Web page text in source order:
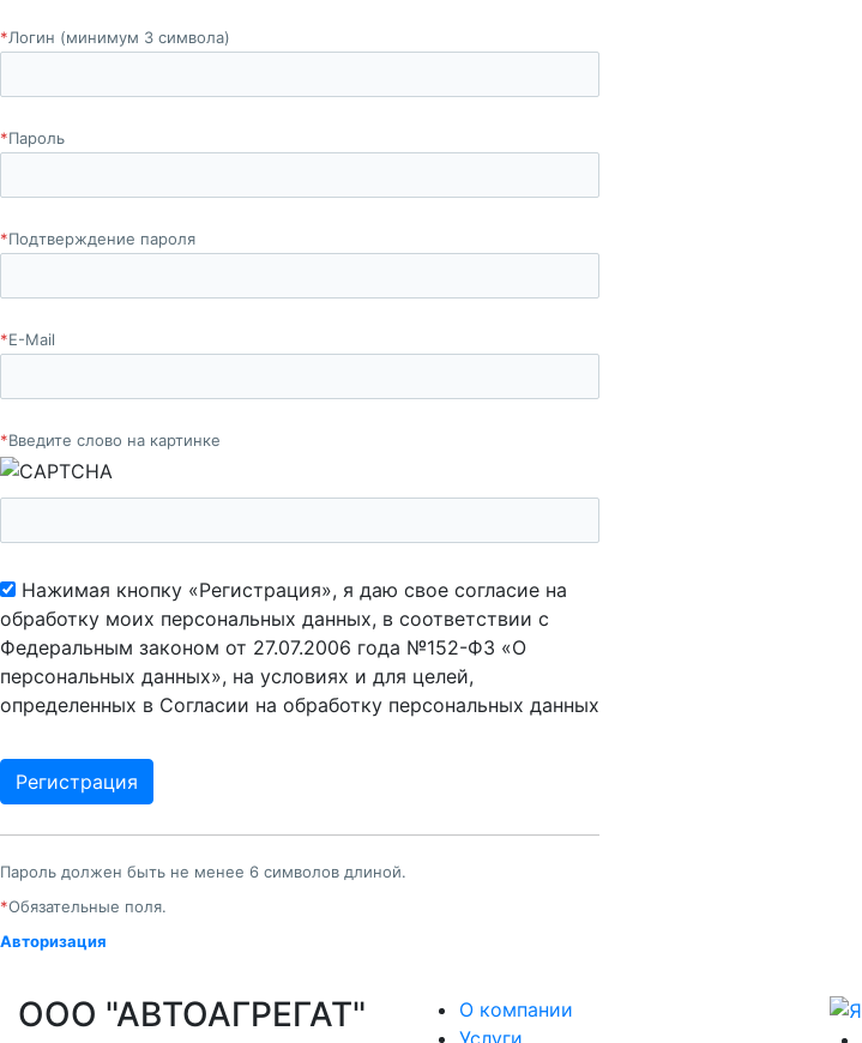
*Логин (минимум 3 символа)
*Пароль
*Подтверждение пароля
*E-Mail
*Введите слово на картинке
Нажимая кнопку «Регистрация», я даю свое согласие на
обработку моих персональных данных, в соответствии с
Федеральным законом от 27.07.2006 года №152-ФЗ «О
персональных данных», на условиях и для целей,
определенных в Согласии на обработку персональных данных
Пароль должен быть не менее 6 символов длиной.
*Обязательные поля.
Авторизация
ООО "АВТОАГРЕГАТ"
О компании
Услуги